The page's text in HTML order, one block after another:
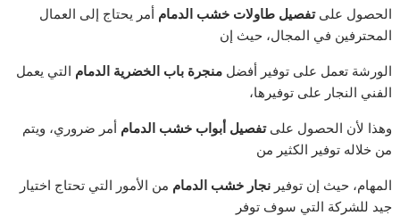
الحصول علىتفصيل طاولات خشب الدمام أمر يحتاج إلى العمال
المحترفين في المجال، حيث إن
الورشة تعمل على توفير أفضلمنجرة باب الخضرية الدمام التي يعمل
الفني النجار على توفيرها،
وهذا لأن الحصول علىتفصيل أبواب خشب الدمام أمر ضروري، ويتم
من خلاله توفير الكثير من
المهام، حيث إن توفيرنجار خشب الدمام من الأمور التي تحتاج اختيار
جيد للشركة التي سوف توفر